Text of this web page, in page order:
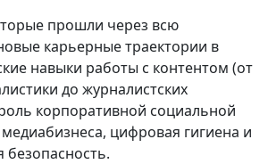
прошли через всю
карьерные траектории в
навыки работы с контентом (от
до журналистских
корпоративной социальной
цифровая гигиена и